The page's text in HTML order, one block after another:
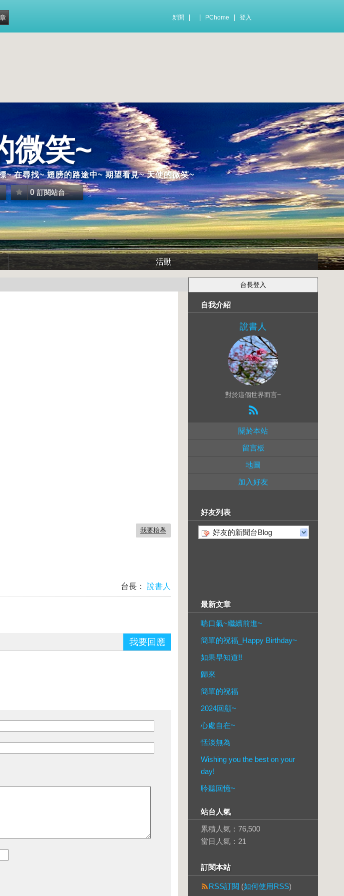
新聞 PChome 登入
微笑~
~ 在尋找~ 翅膀的路途中~ 期望看見~ 天使的微笑~
0 訂閱站台
活動
我要檢舉
台長：
說書人
我要回應
自我介紹
說書人
對於這個世界而言~
關於本站
留言板
地圖
加入好友
好友列表
好友的新聞台Blog
最新文章
喘口氣~繼續前進~
簡單的祝福_Happy Birthday~
如果早知道!!
歸來
簡單的祝福
2024回顧~
心處自在~
恬淡無為
Wishing you the best on your
day!
聆聽回憶~
站台人氣
累積人氣： 76,500
當日人氣： 21
訂閱本站
RSS訂閱 (如何使用RSS)